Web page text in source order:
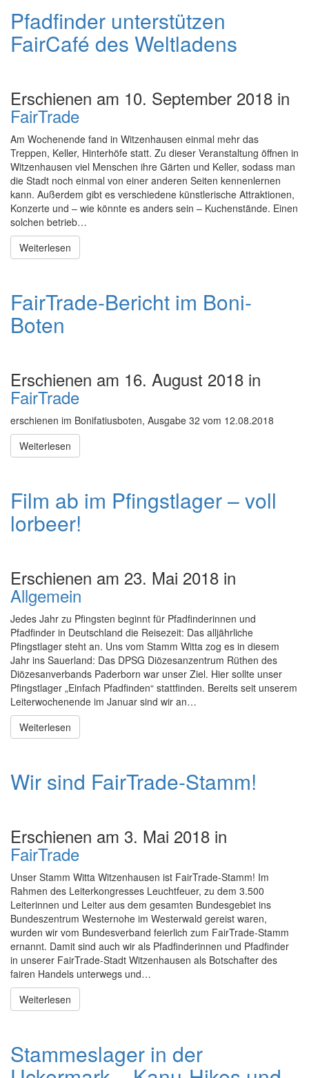
Pfadfinder unterstützen
FairCafé des Weltladens
Erschienen am 10. September 2018 in
FairTrade
Am Wochenende fand in Witzenhausen einmal mehr das
Treppen, Keller, Hinterhöfe statt. Zu dieser Veranstaltung öffnen in
Witzenhausen viel Menschen ihre Gärten und Keller, sodass man
die Stadt noch einmal von einer anderen Seiten kennenlernen
kann. Außerdem gibt es verschiedene künstlerische Attraktionen,
Konzerte und – wie könnte es anders sein – Kuchenstände. Einen
solchen betrieb…
Weiterlesen
FairTrade-Bericht im Boni-
Boten
Erschienen am 16. August 2018 in
FairTrade
erschienen im Bonifatiusboten, Ausgabe 32 vom 12.08.2018
Weiterlesen
Film ab im Pfingstlager – voll
lorbeer!
Erschienen am 23. Mai 2018 in
Allgemein
Jedes Jahr zu Pfingsten beginnt für Pfadfinderinnen und
Pfadfinder in Deutschland die Reisezeit: Das alljährliche
Pfingstlager steht an. Uns vom Stamm Witta zog es in diesem
Jahr ins Sauerland: Das DPSG Diözesanzentrum Rüthen des
Diözesanverbands Paderborn war unser Ziel. Hier sollte unser
Pfingstlager „Einfach Pfadfinden“ stattfinden. Bereits seit unserem
Leiterwochenende im Januar sind wir an…
Weiterlesen
Wir sind FairTrade-Stamm!
Erschienen am 3. Mai 2018 in
FairTrade
Unser Stamm Witta Witzenhausen ist FairTrade-Stamm! Im
Rahmen des Leiterkongresses Leuchtfeuer, zu dem 3.500
Leiterinnen und Leiter aus dem gesamten Bundesgebiet ins
Bundeszentrum Westernohe im Westerwald gereist waren,
wurden wir vom Bundesverband feierlich zum FairTrade-Stamm
ernannt. Damit sind auch wir als Pfadfinderinnen und Pfadfinder
in unserer FairTrade-Stadt Witzenhausen als Botschafter des
fairen Handels unterwegs und…
Weiterlesen
Stammeslager in der